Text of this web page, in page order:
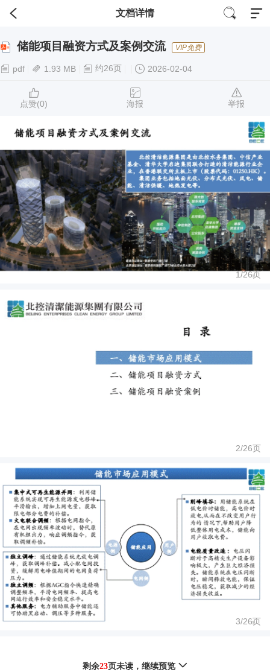
文档详情
储能项目融资方式及案例交流 VIP免费
pdf 1.93 MB 约26页 2026-02-04
点赞(0) 海报 举报
1/26页
2/26页
3/26页
剩余23页未读， 继续预览